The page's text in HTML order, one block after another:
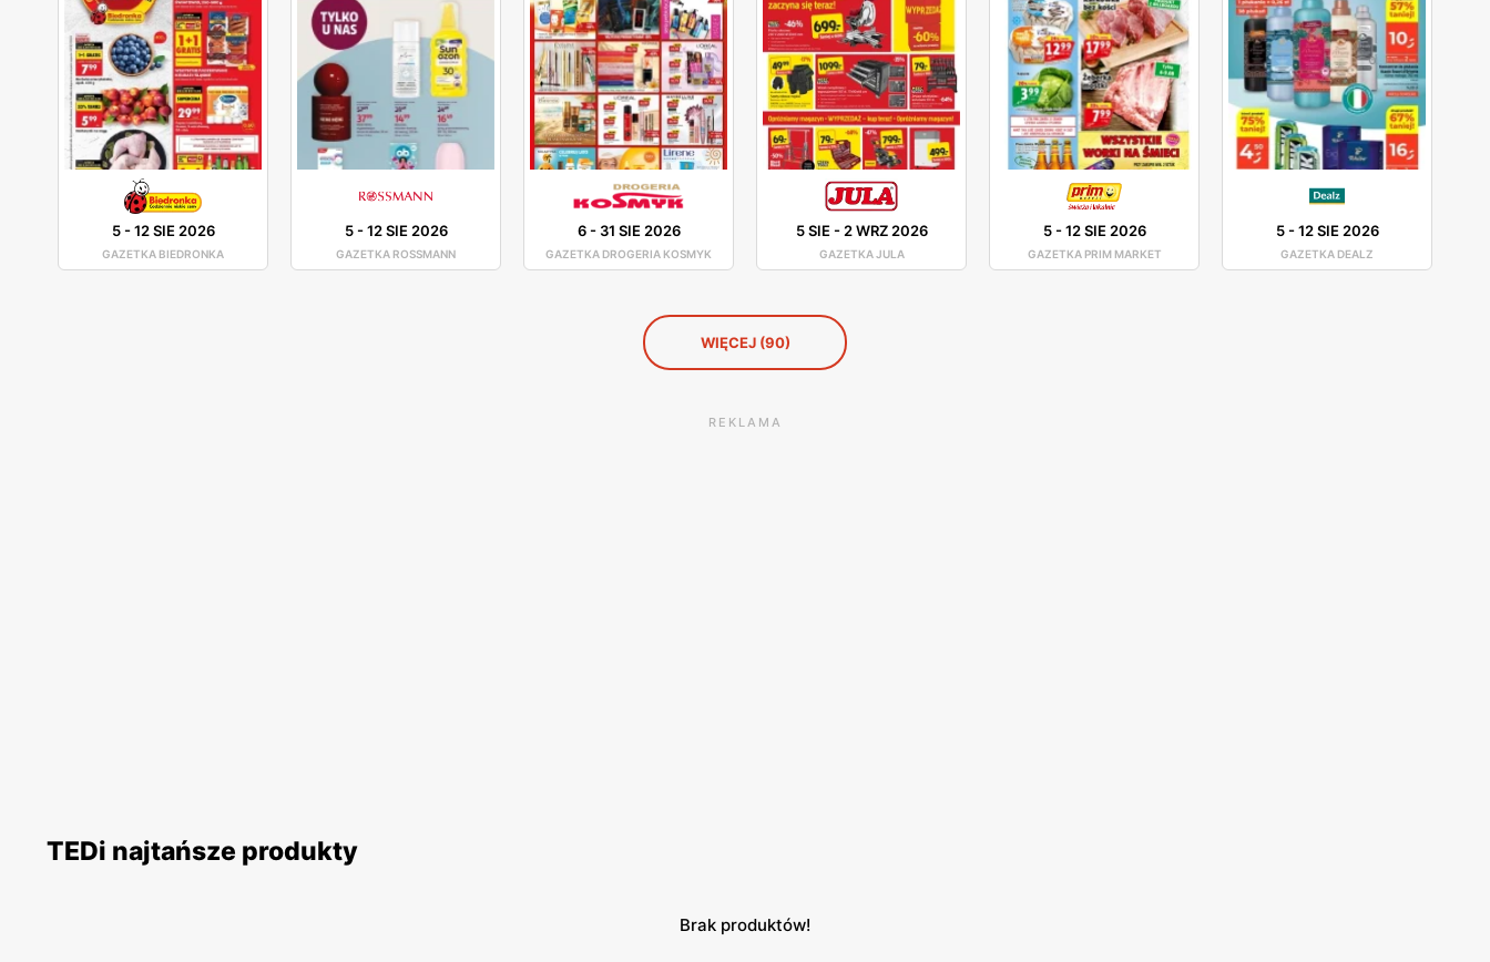
5-12 SIE 2026
GAZETKA BIEDRONKA
5-12 SIE 2026
GAZETKA ROSSMANN
6- 31 SIE 2026
GAZETKA DROGERIA KOSMYK
5 SIE - 2 WRZ 2026
GAZETKA JULA
5-12 SIE 2026
GAZETKA PRIM MARKET
5-12 SIE 2026
GAZETKA DEALZ
WIĘCEJ (90)
REKLAMA
TEDi najtańsze produkty
Brak produktów!